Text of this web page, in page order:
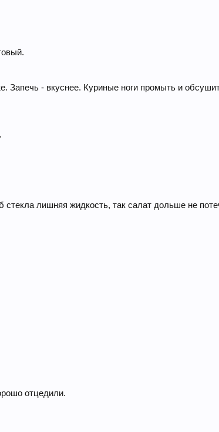
Запечь - вкуснее. Куриные ноги промыть и
стекла лишняя жидкость, так салат дольше не
отцедили.